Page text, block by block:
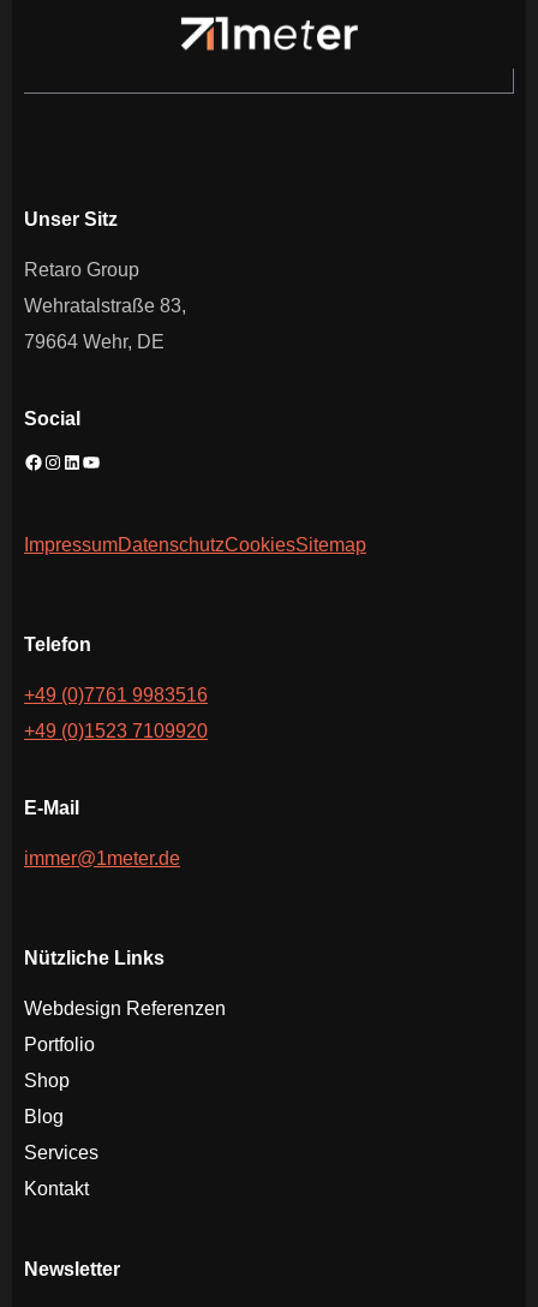
Unser Sitz
Retaro Group
Wehratalstraße 83,
79664 Wehr, DE
Social
ImpressumDatenschutzCookiesSitemap
Telefon
+49 (0)7761 9983516
+49 (0)1523 7109920
E-Mail
immer@1meter.de
Nützliche Links
Webdesign Referenzen
Portfolio
Shop
Blog
Services
Kontakt
Newsletter